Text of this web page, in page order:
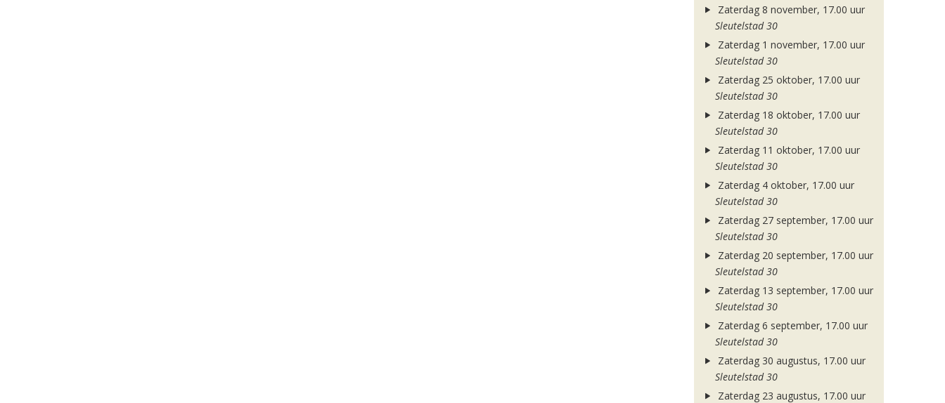
Zaterdag 8 november, 17.00 uur
Sleutelstad 30
Zaterdag 1 november, 17.00 uur
Sleutelstad 30
Zaterdag 25 oktober, 17.00 uur
Sleutelstad 30
Zaterdag 18 oktober, 17.00 uur
Sleutelstad 30
Zaterdag 11 oktober, 17.00 uur
Sleutelstad 30
Zaterdag 4 oktober, 17.00 uur
Sleutelstad 30
Zaterdag 27 september, 17.00 uur
Sleutelstad 30
Zaterdag 20 september, 17.00 uur
Sleutelstad 30
Zaterdag 13 september, 17.00 uur
Sleutelstad 30
Zaterdag 6 september, 17.00 uur
Sleutelstad 30
Zaterdag 30 augustus, 17.00 uur
Sleutelstad 30
Zaterdag 23 augustus, 17.00 uur